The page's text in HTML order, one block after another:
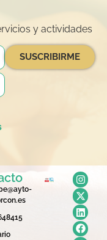
y actividades
SUSCRIBIRME